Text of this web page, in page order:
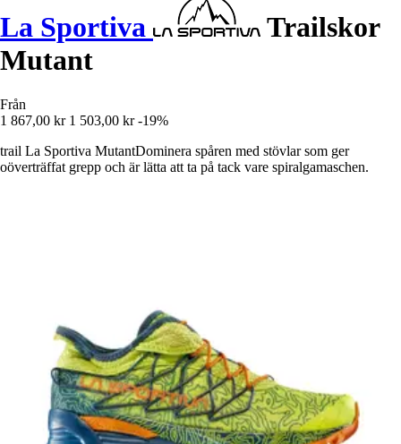
La Sportiva
Trailskor
Mutant
Från
1 867,00 kr 1 503,00 kr -19%
trail La Sportiva MutantDominera spåren med stövlar som ger
oöverträffat grepp och är lätta att ta på tack vare spiralgamaschen.